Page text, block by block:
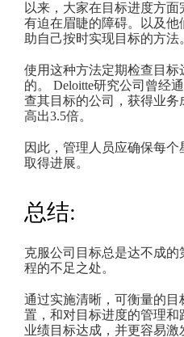
以来，大家在目标进度方
有迫在眉睫的障碍。以及
助自己按时实现目标的方法
使用这种方法定期检查目
的。 Deloitte研究公司曾经
查其目标的公司，获得业
高出3.5倍。
因此，管理人员应确保每
取得进展。
总结:
克服公司目标总是达不成
程的不足之处。
通过实施清晰，可衡量的
置，和对目标进度的管理
业绩目标达成，并更容易